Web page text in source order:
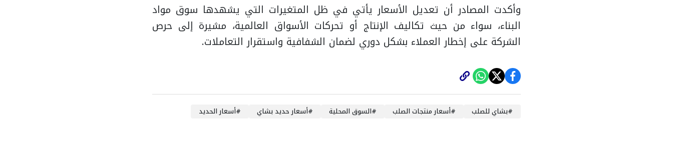
وأكدت المصادر أن تعديل الأسعار يأتي في ظل المتغيرات التي يشهدها سوق مواد
البناء، سواء من حيث تكاليف الإنتاج أو تحركات الأسواق العالمية، مشيرة إلى حرص
الشركة على إخطار العملاء بشكل دوري لضمان الشفافية واستقرار التعاملات.
#بشاي للصلب #أسعار منتجات الصلب #السوق المحلية #أسعار حديد بشاي #أسعار الحديد